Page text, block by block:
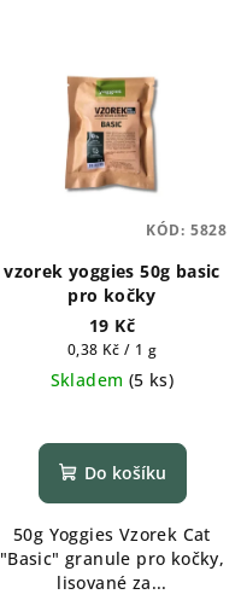
vzorek yoggies 50g basic
pro kočky
19 Kč
Měrná
cena:
0,38 Kč / 1 g
Skladem (5 ks)
Do košíku
50g Yoggies Vzorek Cat
"Basic" granule pro kočky,
lisované za...
KÓD: 5828